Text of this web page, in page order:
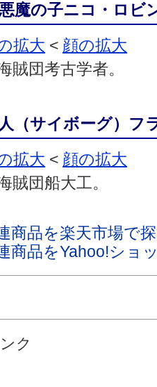
魔の子ニコ・ロビ
拡大 < 顔の拡大
賊団考古学者。
（サイボーグ）フ
拡大 < 顔の拡大
賊団船大工。
商品を楽天市場で
商品をYahoo!ショ
ク